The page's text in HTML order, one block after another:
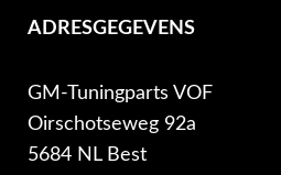
ADRESGEGEVENS
GM-Tuningparts VOF
Oirschotseweg 92a
5684 NL Best